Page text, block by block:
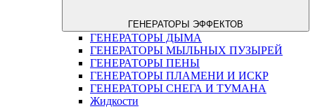
ГЕНЕРАТОРЫ ЭФФЕКТОВ
ГЕНЕРАТОРЫ ДЫМА
ГЕНЕРАТОРЫ МЫЛЬНЫХ ПУЗЫРЕЙ
ГЕНЕРАТОРЫ ПЕНЫ
ГЕНЕРАТОРЫ ПЛАМЕНИ И ИСКР
ГЕНЕРАТОРЫ СНЕГА И ТУМАНА
Жидкости